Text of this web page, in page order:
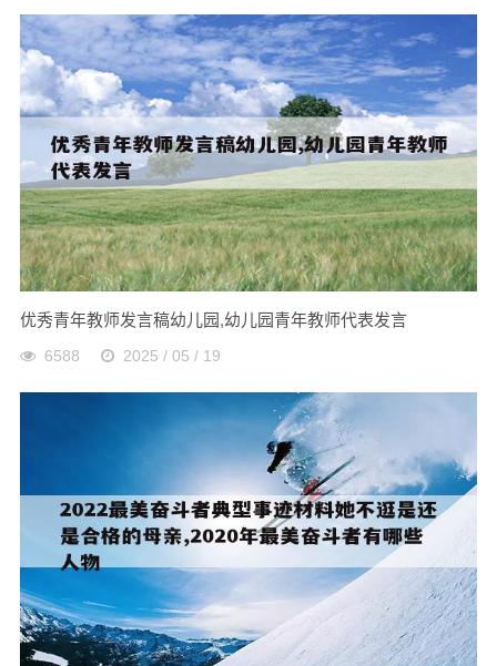
优秀青年教师发言稿幼儿园,幼儿园青年教师代表发言
6588 2025 / 05 / 19